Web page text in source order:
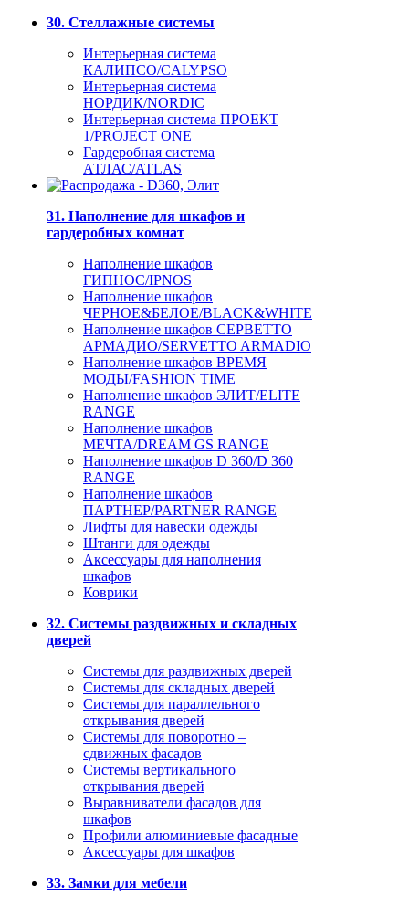
30. Стеллажные системы
Интерьерная система
КАЛИПСО/CALYPSO
Интерьерная система
НОРДИК/NORDIC
Интерьерная система ПРОЕКТ
1/PROJECT ONE
Гардеробная система
АТЛАС/ATLAS
31. Наполнение для шкафов и
гардеробных комнат
Наполнение шкафов
ГИПНОС/IPNOS
Наполнение шкафов
ЧЕРНОЕ&БЕЛОЕ/BLACK&WHITE
Наполнение шкафов СЕРВЕТТО
АРМАДИО/SERVETTO ARMADIO
Наполнение шкафов ВРЕМЯ
МОДЫ/FASHION TIME
Наполнение шкафов ЭЛИТ/ELITE
RANGE
Наполнение шкафов
МЕЧТА/DREAM GS RANGE
Наполнение шкафов D 360/D 360
RANGE
Наполнение шкафов
ПАРТНЕР/PARTNER RANGE
Лифты для навески одежды
Штанги для одежды
Аксессуары для наполнения
шкафов
Коврики
32. Системы раздвижных и складных
дверей
Системы для раздвижных дверей
Системы для складных дверей
Системы для параллельного
открывания дверей
Системы для поворотно –
сдвижных фасадов
Системы вертикального
открывания дверей
Выравниватели фасадов для
шкафов
Профили алюминиевые фасадные
Аксессуары для шкафов
33. Замки для мебели